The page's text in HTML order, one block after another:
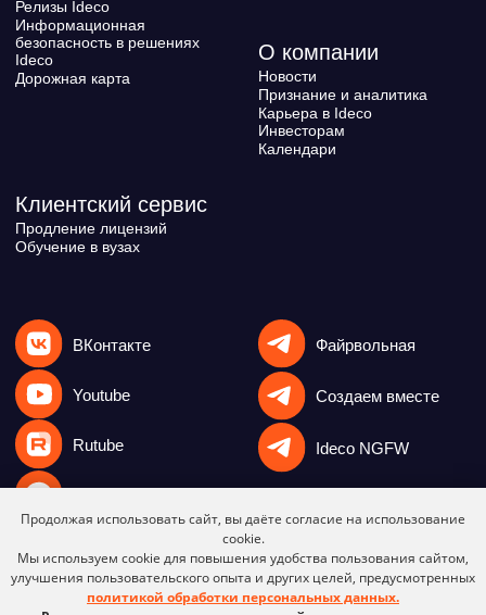
Продолжая использовать сайт, вы даёте согласие на использование
cookie.
Мы используем cookie для повышения удобства пользования сайтом,
улучшения пользовательского опыта и других целей, предусмотренных
политикой обработки персональных данных.